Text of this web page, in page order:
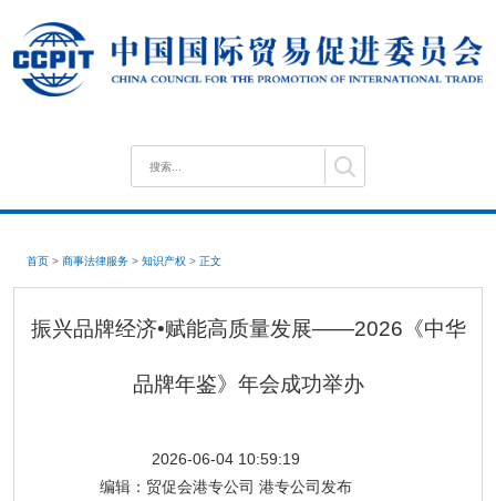
首页 > 商事法律服务 > 知识产权 > 正文
振兴品牌经济•赋能高质量发展——2026《中华
品牌年鉴》年会成功举办
2026-06-04 10:59:19
编辑： 贸促会港专公司 港专公司发布